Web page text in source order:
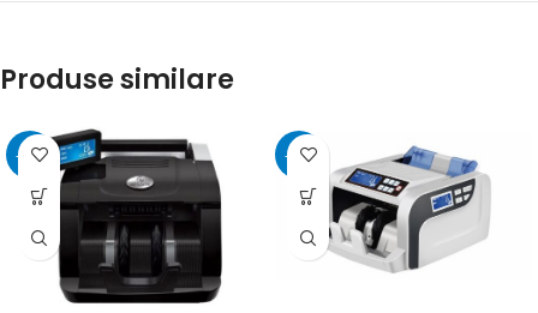
Produse similare
-11% -15%